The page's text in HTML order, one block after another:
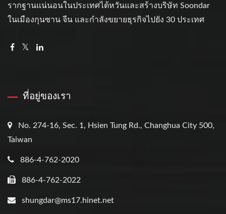
รากฐานแน่นอนในประเทศไต้หวันและสร้างบริษัท Soondar
ในเมืองกุนซาน จีน และกำลังขยายธุรกิจไปยัง 30 ประเทศ
ที่อยู่ของเรา
No. 274-16, Sec. 1, Hsien Tung Rd., Changhua City 500,
Taiwan
886-4-762-2020
886-4-762-2022
shungdar@ms17.hinet.net